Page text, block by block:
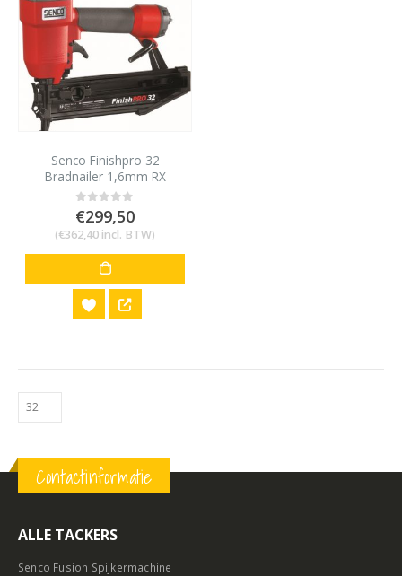
Senco Finishpro 32
Bradnailer 1,6mm RX
afwerkspijker
0out of 5
€299,50
(€362,40 incl. BTW)
Contactinformatie
ALLE TACKERS
Senco Fusion Spijkermachine